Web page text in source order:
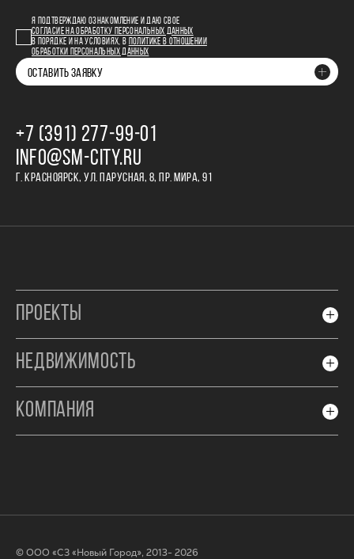
Я ПОДТВЕРЖДАЮ ОЗНАКОМЛЕНИЕ И ДАЮ СВОЕ
СОГЛАСИЕ НА ОБРАБОТКУ ПЕРСОНАЛЬНЫХ ДАННЫХ
В ПОРЯДКЕ И НА УСЛОВИЯХ, В
ПОЛИТИКЕ В ОТНОШЕНИИ
ОБРАБОТКИ ПЕРСОНАЛЬНЫХ ДАННЫХ
ОСТАВИТЬ ЗАЯВКУ
+7 (391) 277‒99‒01
INFO@SM-CITY.RU
Г. КРАСНОЯРСК, УЛ. ПАРУСНАЯ, 8, ПР. МИРА, 91
ПРОЕКТЫ
НЕДВИЖИМОСТЬ
КОМПАНИЯ
© ООО «СЗ «Новый Город», 2013- 2026